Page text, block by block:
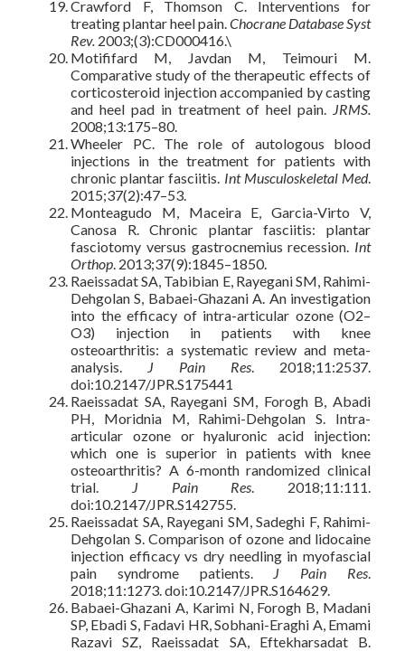
Crawford F, Thomson C. Interventions for
treating plantar heel pain. Chocrane Database Syst
Rev. 2003;(3):CD000416.\
Motififard M, Javdan M, Teimouri M.
Comparative study of the therapeutic effects of
corticosteroid injection accompanied by casting
and heel pad in treatment of heel pain.
JRMS.
2008;13:175–80.
Wheeler PC. The role of autologous blood
injections in the treatment for patients with
chronic plantar fasciitis. Int Musculoskeletal Med.
2015;37(2):47–53.
Monteagudo M, Maceira E, Garcia-Virto V,
Canosa R. Chronic plantar fasciitis: plantar
fasciotomy versus gastrocnemius recession. Int
Orthop . 2013;37(9):1845–1850.
Raeissadat SA, Tabibian E, Rayegani SM, Rahimi-
Dehgolan S, Babaei-Ghazani A. An investigation
into the efficacy of intra-articular ozone (O2–
O3) injection in patients with knee
osteoarthritis: a systematic review and meta-
analysis.
J Pain Res . 2018;11:2537.
doi:10.2147/JPR.S175441
Raeissadat SA, Rayegani SM, Forogh B, Abadi
PH, Moridnia M, Rahimi-Dehgolan S. Intra-
articular ozone or hyaluronic acid injection:
which one is superior in patients with knee
osteoarthritis? A 6-month randomized clinical
trial.
J Pain Res . 2018;11:111.
doi:10.2147/JPR.S142755.
Raeissadat SA, Rayegani SM, Sadeghi F, Rahimi-
Dehgolan S. Comparison of ozone and lidocaine
injection efficacy vs dry needling in myofascial
pain syndrome patients.
J Pain Res
2018;11:1273. doi:10.2147/JPR.S164629.
Babaei-Ghazani A, Karimi N, Forogh B, Madani
SP, Ebadi S, Fadavi HR, Sobhani-Eraghi A, Emami
Razavi SZ, Raeissadat SA, Eftekharsadat B.